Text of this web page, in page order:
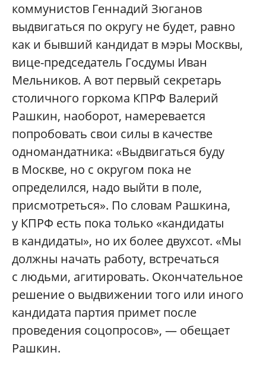
коммунистов Геннадий Зюганов
выдвигаться по округу не будет, равно
как и бывший кандидат в мэры Москвы,
вице-председатель Госдумы Иван
Мельников. А вот первый секретарь
столичного горкома КПРФ Валерий
Рашкин, наоборот, намеревается
попробовать свои силы в качестве
одномандатника: «Выдвигаться буду
в Москве, но с округом пока не
определился, надо выйти в поле,
присмотреться». По словам Рашкина,
у КПРФ есть пока только «кандидаты
в кандидаты», но их более двухсот. «Мы
должны начать работу, встречаться
с людьми, агитировать. Окончательное
решение о выдвижении того или иного
кандидата партия примет после
проведения соцопросов», — обещает
Рашкин.